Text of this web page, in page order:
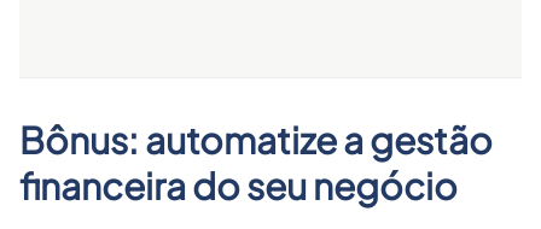
Bônus: automatize a gestão
financeira do seu negócio